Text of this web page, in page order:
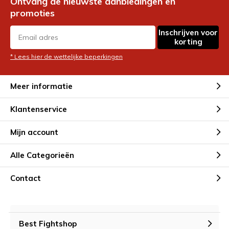
promoties
Inschrijven voor
korting
* Lees hier de wettelijke beperkingen
Meer informatie
Klantenservice
Mijn account
Alle Categorieën
Contact
Best Fightshop